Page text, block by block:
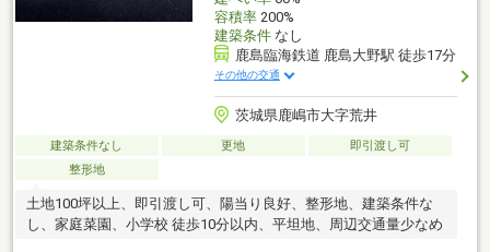
容積率200%
建築条件なし
鹿島臨海鉄道 鹿島大野駅 徒歩17分
その他の交通
茨城県鹿嶋市大字荒井
建築条件なし 更地
即引渡し可
整形地
土地100坪以上、即引渡し可、陽当り良好、整形地、建築条件な
し、家庭菜園、小学校 徒歩10分以内、平坦地、周辺交通量少なめ